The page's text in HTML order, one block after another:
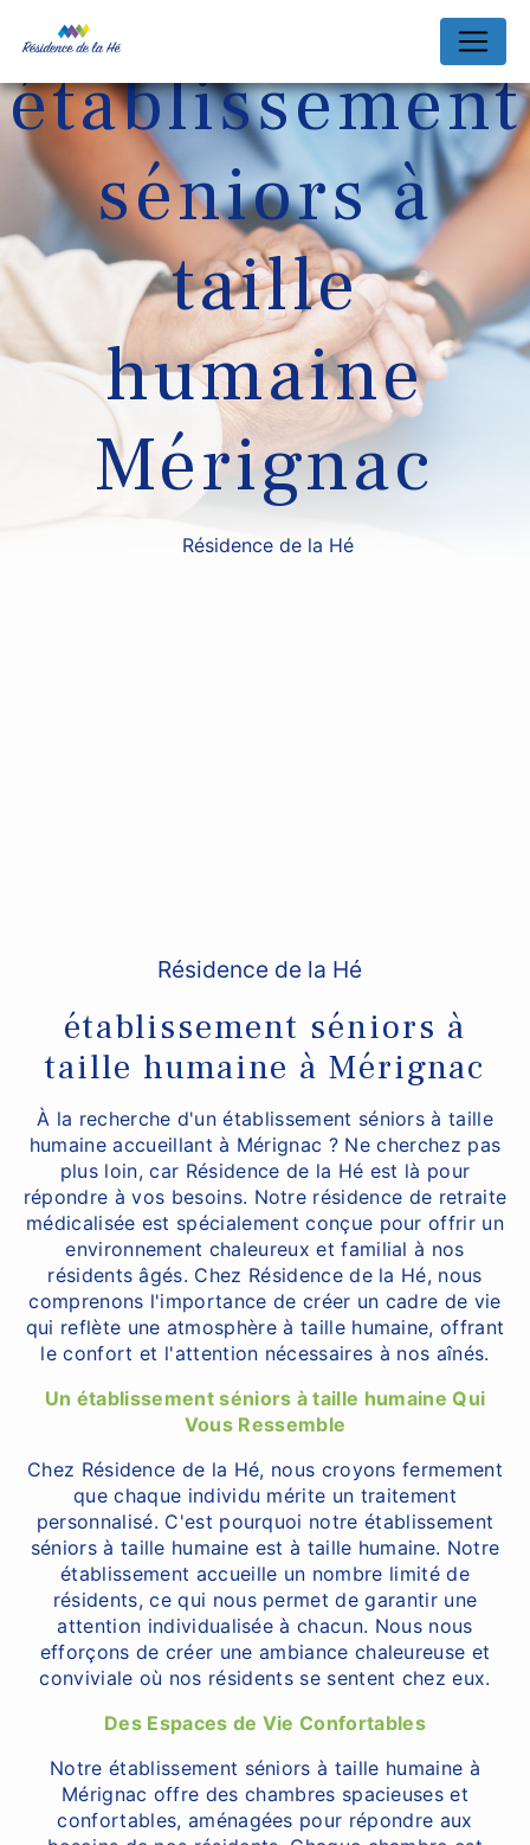
établissement
séniors à
taille
humaine
Mérignac
Résidence de la Hé
Résidence de la Hé
établissement séniors à
taille humaine à Mérignac
À la recherche d'un établissement séniors à taille
humaine accueillant à Mérignac ? Ne cherchez pas
plus loin, car Résidence de la Hé est là pour
répondre à vos besoins. Notre résidence de retraite
médicalisée est spécialement conçue pour offrir un
environnement chaleureux et familial à nos
résidents âgés. Chez Résidence de la Hé, nous
comprenons l'importance de créer un cadre de vie
qui reflète une atmosphère à taille humaine, offrant
le confort et l'attention nécessaires à nos aînés.
Un établissement séniors à taille humaine Qui
Vous Ressemble
Chez Résidence de la Hé, nous croyons fermement
que chaque individu mérite un traitement
personnalisé. C'est pourquoi notre établissement
séniors à taille humaine est à taille humaine. Notre
établissement accueille un nombre limité de
résidents, ce qui nous permet de garantir une
attention individualisée à chacun. Nous nous
efforçons de créer une ambiance chaleureuse et
conviviale où nos résidents se sentent chez eux.
Des Espaces de Vie Confortables
Notre établissement séniors à taille humaine à
Mérignac offre des chambres spacieuses et
confortables, aménagées pour répondre aux